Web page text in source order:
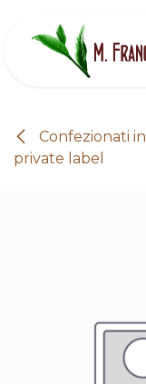
Confezionati
private label